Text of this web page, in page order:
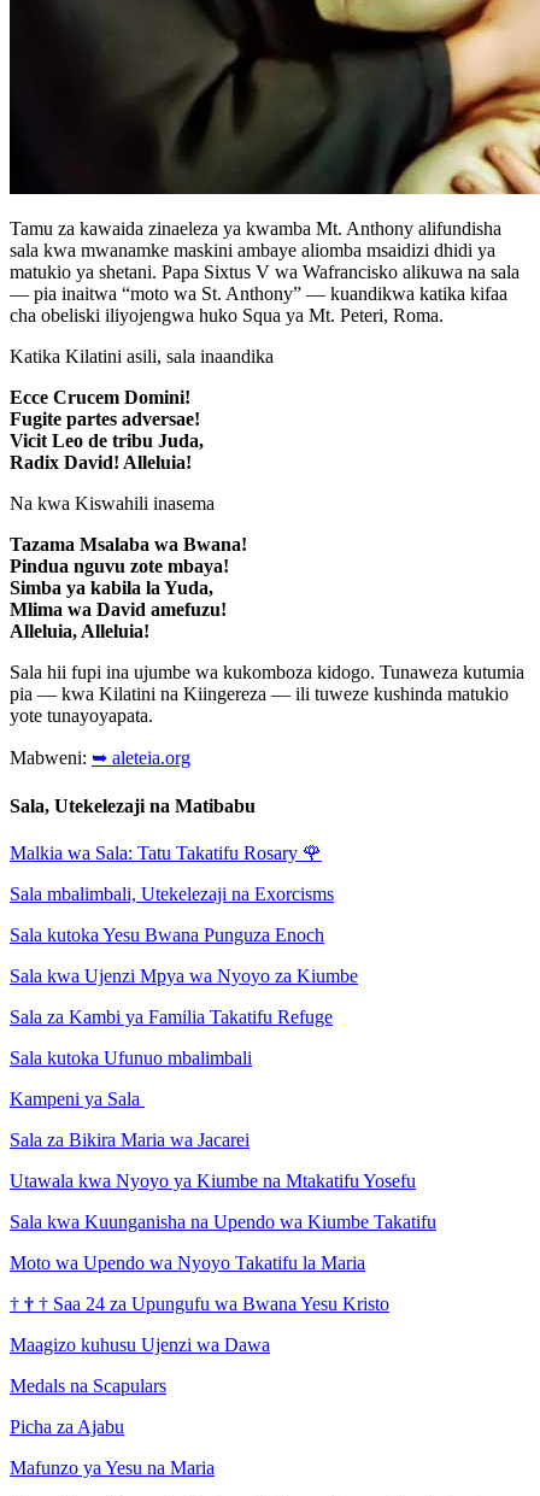
Tamu za kawaida zinaeleza ya kwamba Mt. Anthony alifundisha
sala kwa mwanamke maskini ambaye aliomba msaidizi dhidi ya
matukio ya shetani. Papa Sixtus V wa Wafrancisko alikuwa na sala
— pia inaitwa “moto wa St. Anthony” — kuandikwa katika kifaa
cha obeliski iliyojengwa huko Squa ya Mt. Peteri, Roma.
Katika Kilatini asili, sala inaandika
Ecce Crucem Domini!
Fugite partes adversae!
Vicit Leo de tribu Juda,
Radix David! Alleluia!
Na kwa Kiswahili inasema
Tazama Msalaba wa Bwana!
Pindua nguvu zote mbaya!
Simba ya kabila la Yuda,
Mlima wa David amefuzu!
Alleluia, Alleluia!
Sala hii fupi ina ujumbe wa kukomboza kidogo. Tunaweza kutumia
pia — kwa Kilatini na Kiingereza — ili tuweze kushinda matukio
yote tunayoyapata.
Mabweni: ➥ aleteia.org
Sala, Utekelezaji na Matibabu
Malkia wa Sala: Tatu Takatifu Rosary 🌹
Sala mbalimbali, Utekelezaji na Exorcisms
Sala kutoka Yesu Bwana Punguza Enoch
Sala kwa Ujenzi Mpya wa Nyoyo za Kiumbe
Sala za Kambi ya Familia Takatifu Refuge
Sala kutoka Ufunuo mbalimbali
Kampeni ya Sala
Sala za Bikira Maria wa Jacarei
Utawala kwa Nyoyo ya Kiumbe na Mtakatifu Yosefu
Sala kwa Kuunganisha na Upendo wa Kiumbe Takatifu
Moto wa Upendo wa Nyoyo Takatifu la Maria
† † † Saa 24 za Upungufu wa Bwana Yesu Kristo
Maagizo kuhusu Ujenzi wa Dawa
Medals na Scapulars
Picha za Ajabu
Mafunzo ya Yesu na Maria